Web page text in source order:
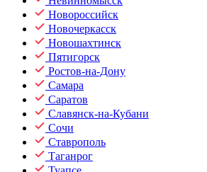
Новороссийск
Новочеркасск
Новошахтинск
Пятигорск
Ростов-на-Дону
Самара
Саратов
Славянск-на-Кубани
Сочи
Ставрополь
Таганрог